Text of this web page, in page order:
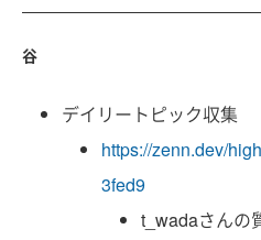
谷
デイリートピック収集
https://zenn.dev/
3fed9
t_wadaさんの